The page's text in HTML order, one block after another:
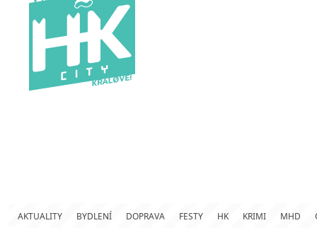
AKTUALITY BYDLENÍ DOPRAVA FESTY HK KRIMI MHD